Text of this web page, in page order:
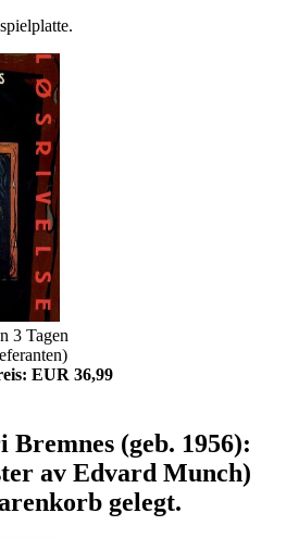
3 Tagen
EUR 36,99
Bremnes (geb. 1956):
av Edvard Munch)
gelegt.